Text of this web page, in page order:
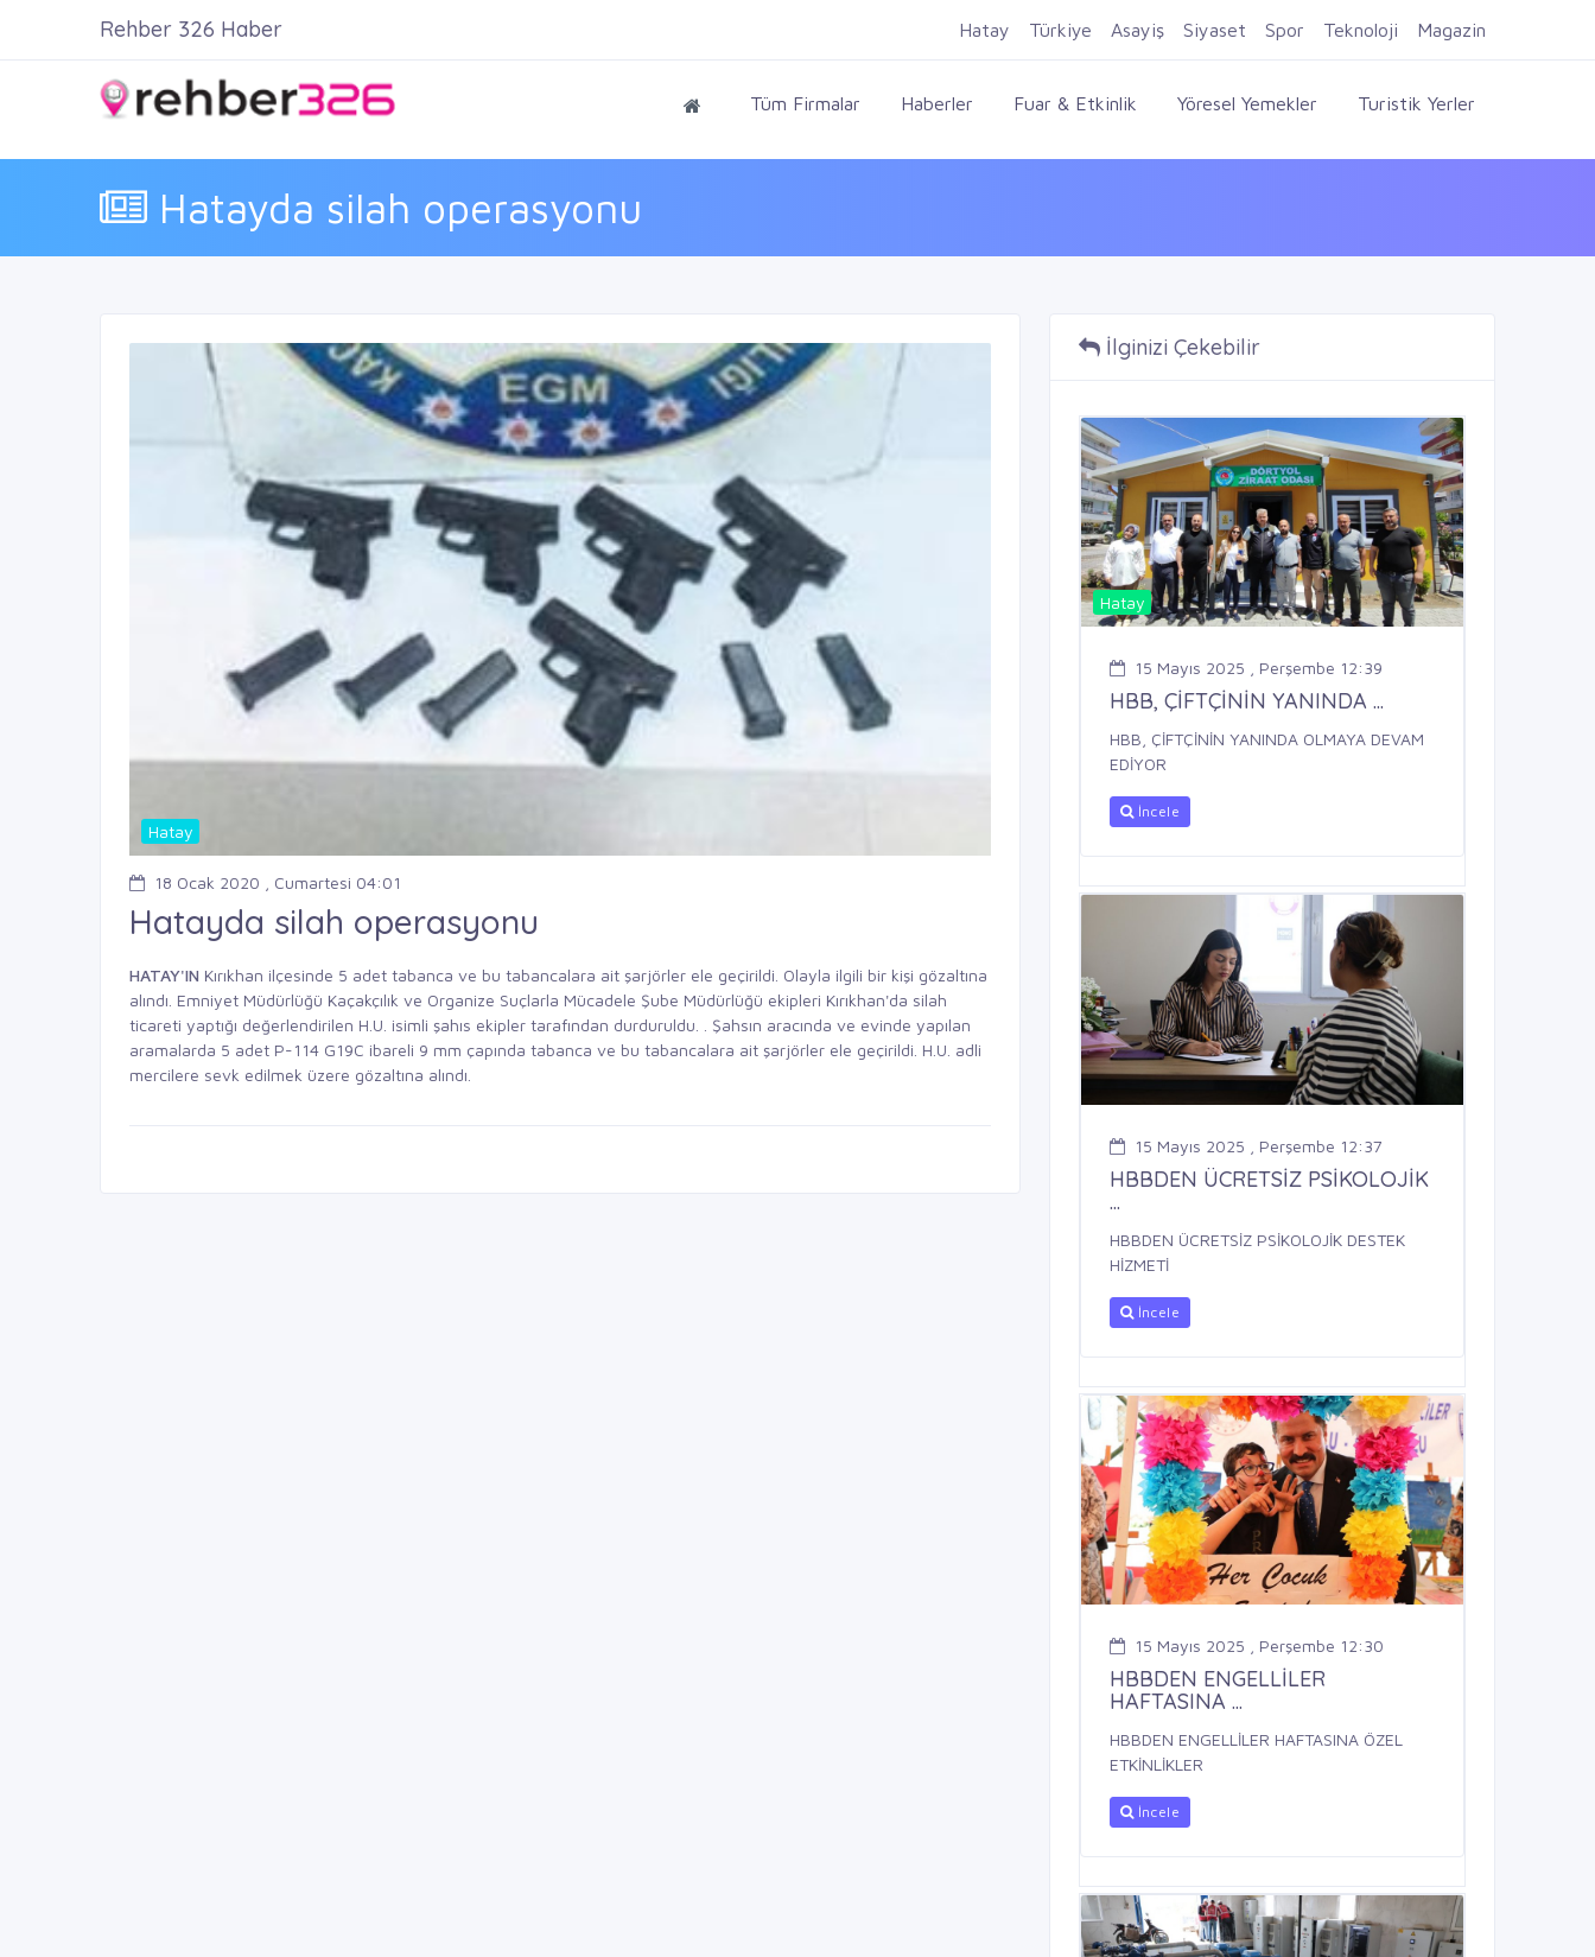
Firma Ekle Kayıt Ol Giriş Yap
Tüm Firmalar Haberler Fuar & Etkinlik Yöresel Yemekler Turistik Yerler
Hatayda silah operasyonu
Rehber 326 Haber Hatay Türkiye Asayiş Siyaset Spor Teknoloji Magazin
Hatay
18 Ocak 2020 , Cumartesi 04:01
Hatayda silah operasyonu
HATAY'IN Kırıkhan ilçesinde 5 adet tabanca ve bu tabancalara ait şarjörler ele geçirildi. Olayla ilgili bir kişi gözaltına
alındı. Emniyet Müdürlüğü Kaçakçılık ve Organize Suçlarla Mücadele Şube Müdürlüğü ekipleri Kırıkhan'da silah
ticareti yaptığı değerlendirilen H.U. isimli şahıs ekipler tarafından durduruldu. . Şahsın aracında ve evinde yapılan
aramalarda 5 adet P-114 G19C ibareli 9 mm çapında tabanca ve bu tabancalara ait şarjörler ele geçirildi. H.U. adli
mercilere sevk edilmek üzere gözaltına alındı.
İlginizi Çekebilir
Hatay
15 Mayıs 2025 , Perşembe 12:39
HBB, ÇİFTÇİNİN YANINDA ...
HBB, ÇİFTÇİNİN YANINDA OLMAYA DEVAM
EDİYOR
İncele
15 Mayıs 2025 , Perşembe 12:37
HBBDEN ÜCRETSİZ PSİKOLOJİK
...
HBBDEN ÜCRETSİZ PSİKOLOJİK DESTEK
HİZMETİ
İncele
15 Mayıs 2025 , Perşembe 12:30
HBBDEN ENGELLİLER
HAFTASINA ...
HBBDEN ENGELLİLER HAFTASINA ÖZEL
ETKİNLİKLER
İncele